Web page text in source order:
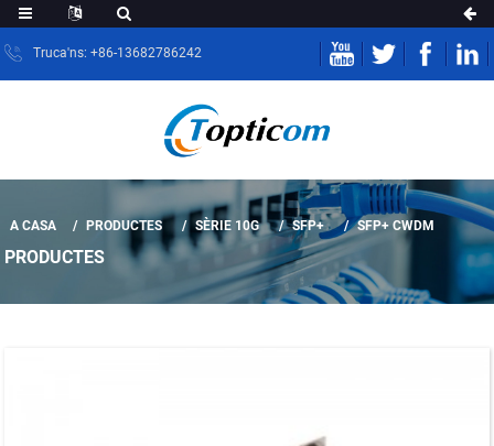
Truca'ns: +86-13682786242
A CASA PRODUCTES SÈRIE 10G SFP+ SFP+ CWDM
PRODUCTES